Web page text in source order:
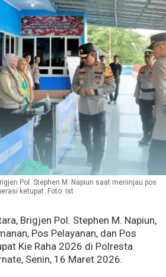
Pol. Stephen M. Napiun saat meninjau pos
ketupat. Foto: Ist
Brigjen Pol. Stephen M. Napiun,
Pos Pelayanan, dan Pos
Kie Raha 2026 di Polresta
Senin, 16 Maret 2026.